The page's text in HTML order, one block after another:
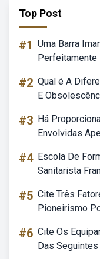
Top Post
#1 Uma Barra
Perfeitamente
#2 Qual é A
E
#3 Há
Envolvidas
#4 Escola De
Sanitarista
#5 Cite Três
Pioneirismo
#6 Cite Os
Das